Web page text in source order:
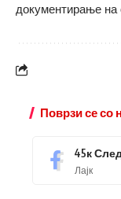
документирање на
Поврзи се со
45к
Лајк